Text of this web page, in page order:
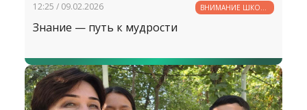
12:25 / 09.02.2026
ВНИМАНИЕ ШКОЛЕ
— ВНИМАНИЕ
Знание — путь к мудрости